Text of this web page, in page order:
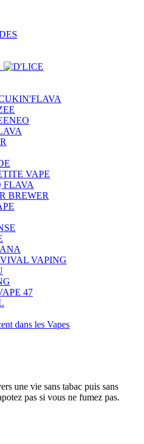
une vie sans tabac puis sans
pas si vous ne fumez pas.